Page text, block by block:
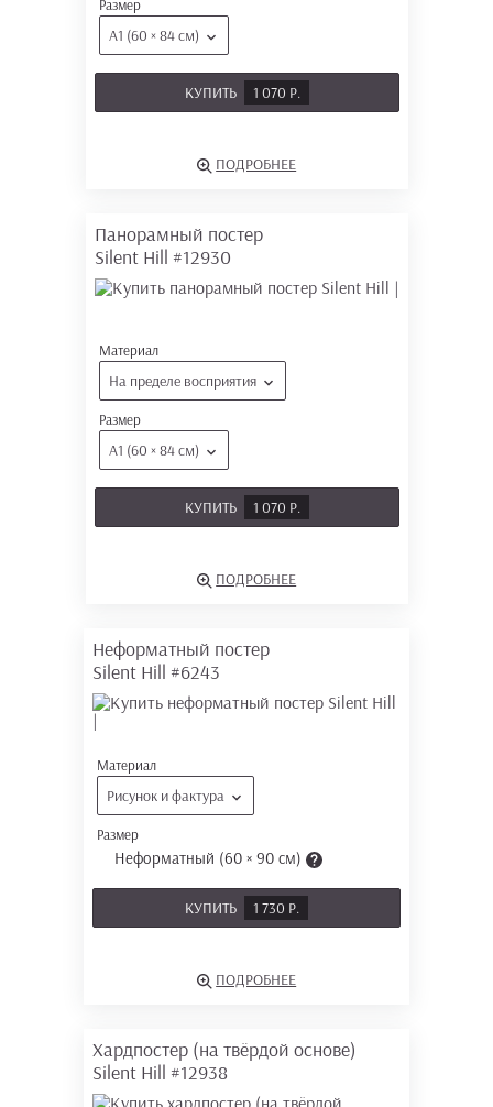
Размер
А1 (60 × 84 см)
КУПИТЬ 1 070 Р.
ПОДРОБНЕЕ
Панорамный постер
Silent Hill #12930
Материал
На пределе восприятия
Размер
А1 (60 × 84 см)
КУПИТЬ 1 070 Р.
ПОДРОБНЕЕ
Неформатный постер
Silent Hill #6243
Материал
Рисунок и фактура
Размер
Неформатный (60 × 90 см)
КУПИТЬ 1 730 Р.
ПОДРОБНЕЕ
Хардпостер (на твёрдой основе)
Silent Hill #12938